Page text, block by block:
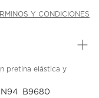
Y CONDICIONES
pretina elástica y